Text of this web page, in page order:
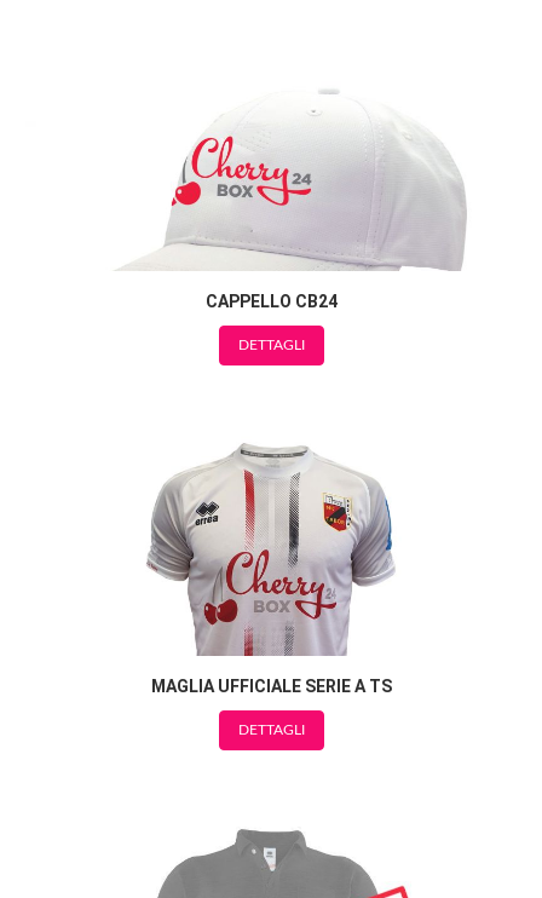
CAPPELLO CB24
DETTAGLI
MAGLIA UFFICIALE SERIE A TS
DETTAGLI